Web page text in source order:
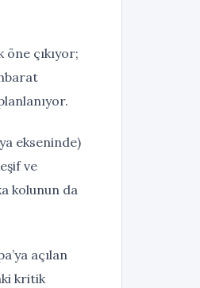
çıkıyor;
ekseninde)
ve
kolunun da
açılan
kritik